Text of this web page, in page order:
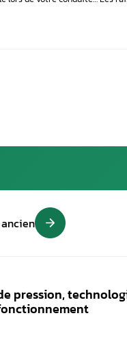
bon fonctionnement
les antiparasites ;
une
fourchette indiquée par
par la lettre « W » ;
de
face à une